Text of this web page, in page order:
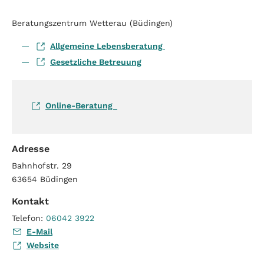
Beratungszentrum Wetterau (Büdingen)
Allgemeine Lebensberatung
Gesetzliche Betreuung
Online-Beratung
Adresse
Bahnhofstr. 29
63654 Büdingen
Kontakt
Telefon: 06042 3922
E-Mail
Website